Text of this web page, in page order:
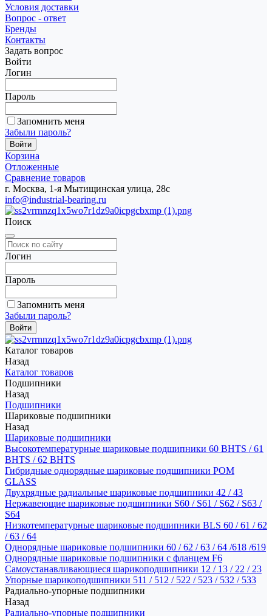
Условия доставки
Вопрос - ответ
Бренды
Контакты
Задать вопрос
Войти
Логин
Пароль
Запомнить меня
Забыли пароль?
Корзина
Отложенные
Сравнение товаров
г. Москва, 1-я Мытищинская улица, 28с
info@industrial-bearing.ru
Поиск
Логин
Пароль
Запомнить меня
Забыли пароль?
Каталог товаров
Назад
Каталог товаров
Подшипники
Назад
Подшипники
Шариковые подшипники
Назад
Шариковые подшипники
Высокотемпературные шариковые подшипники 60 BHTS / 61
BHTS / 62 BHTS
Гибридные однорядные шариковые подшипники POM
GLASS
Двухрядные радиальные шариковые подшипники 42 / 43
Нержавеющие шариковые подшипники S60 / S61 / S62 / S63 /
S64
Низкотемпературные шариковые подшипники BLS 60 / 61 / 62
/ 63 / 64
Однорядные шариковые подшипники 60 / 62 / 63 / 64 /618 /619
Однорядные шариковые подшипники с фланцем F6
Самоустанавливающиеся шарикоподшипники 12 / 13 / 22 / 23
Упорные шарикоподшипники 511 / 512 / 522 / 523 / 532 / 533
Радиально-упорные подшипники
Назад
Радиально-упорные подшипники